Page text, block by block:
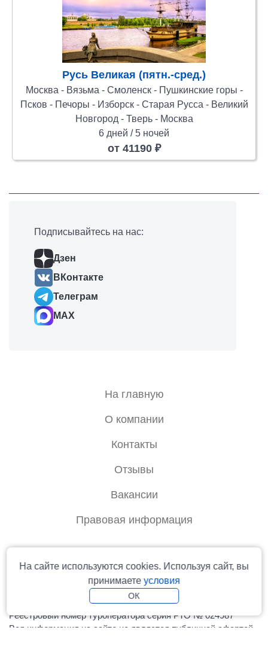
Русь Великая (пятн.-сред.)
Москва - Вязьма - Смоленск - Пушкинские горы -
Псков - Печоры - Изборск - Старая Русса - Великий
Новгород - Тверь - Москва
6 дней / 5 ночей
от 41190 ₽
Подписывайтесь на нас:
Дзен
ВКонтакте
Телеграм
MAX
На главную
О компании
Контакты
Отзывы
Вакансии
Правовая информация
© 2006-2026 Туроператор «Русь» - официальный сайт
Реестровый номер туроператора серия РТО № 024987
Вся информация на сайте не является публичной офертой.
На сайте используются cookies. Используя сайт, вы
принимаете условия
ОК